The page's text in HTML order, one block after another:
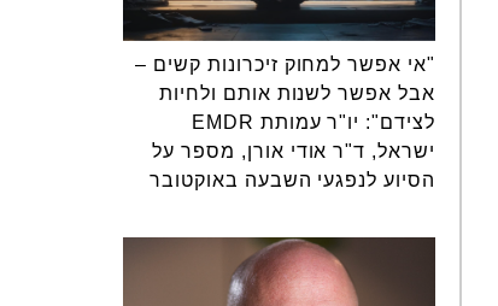
"אי אפשר למחוק זיכרונות קשים –
אבל אפשר לשנות אותם ולחיות
לצידם": יו"ר עמותת EMDR
ישראל, ד"ר אודי אורן, מספר על
הסיוע לנפגעי השבעה באוקטובר